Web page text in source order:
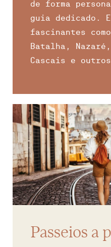
de forma
guia dedicado.
fascinantes
Batalha,
Cascais e
Passeios a